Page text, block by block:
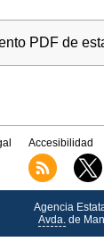
PDF de
Accesibilidad
Agencia
Avda.de